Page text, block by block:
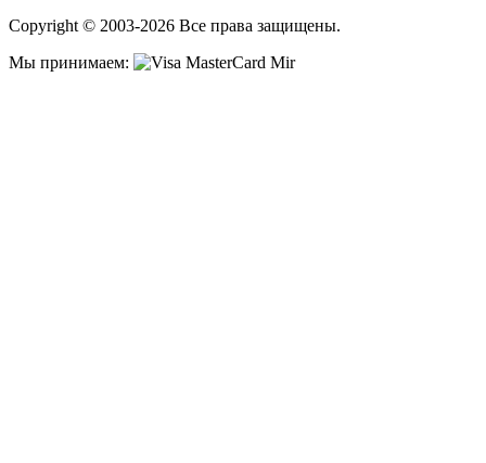
Copyright © 2003-2026 Все права защищены.
Мы принимаем: